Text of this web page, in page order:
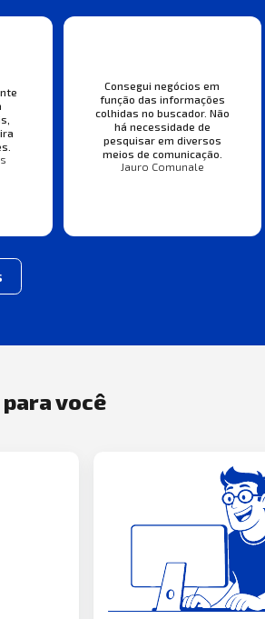
Consegui negócios em
função das informações
colhidas no buscador. Não
há necessidade de
pesquisar em diversos
meios de comunicação.
Jauro Comunale
você